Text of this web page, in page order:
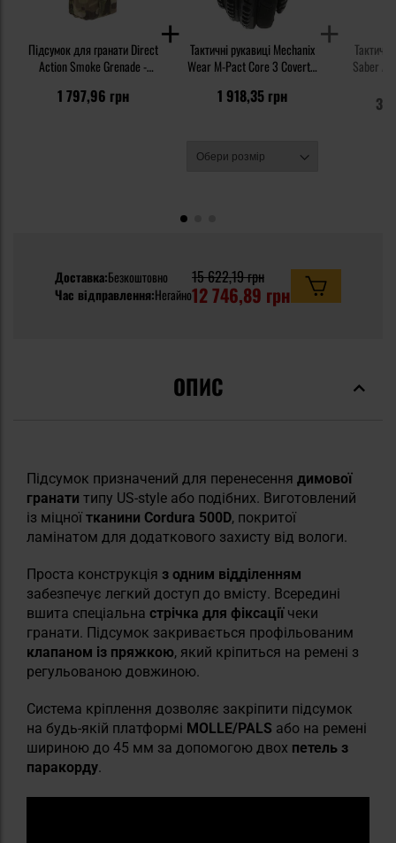
Підсумок для гранати Direct
Action Smoke Grenade -
1 797,96 грн
Тактичні рукавиці Mechanix
Wear M-Pact Core 3 Covert -
1 918,35 грн
Saber
3
Доставка:Безкоштовно
Час відправлення:Негайно
15 622,19 грн
12 746,89 грн
ОПИС
Підсумок призначений для перенесення димової
гранати типу US-style або подібних. Виготовлений
із міцноїтканини Cordura 500D, покритої
ламінатом для додаткового захисту від вологи.
Проста конструкція з одним відділенням
забезпечує легкий доступ до вмісту. Всередині
вшита спеціальна стрічка для фіксації чеки
гранати. Підсумок закривається профільованим
клапаном із пряжкою, який кріпиться на ремені з
регульованою довжиною.
Система кріплення дозволяє закріпити підсумок
на будь-якій платформі MOLLE/PALS або на ремені
шириною до 45 мм за допомогою двох петель з
паракорду.